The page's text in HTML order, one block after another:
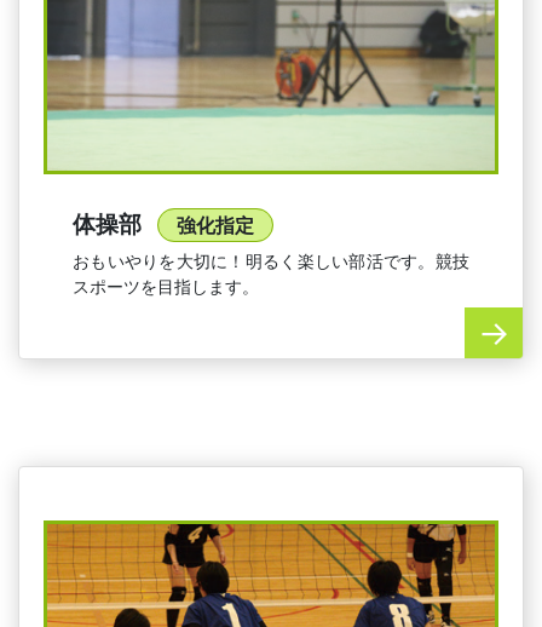
体操部 強化指定
おもいやりを大切に！明るく楽しい部活です。競技
スポーツを目指します。